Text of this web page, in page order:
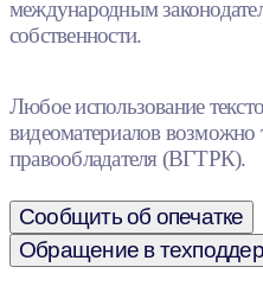
международным
собственности.
Любое использование
видеоматериалов возможно
правообладателя (ВГТРК).
Сообщить об опечатке
Обращение в